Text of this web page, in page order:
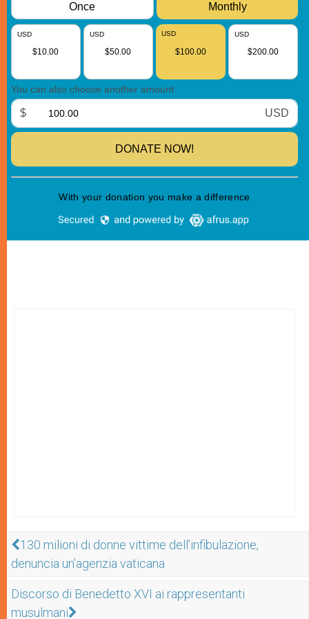
130 milioni di donne vittime dell’infibulazione,
denuncia un’agenzia vaticana
Discorso di Benedetto XVI ai rappresentanti
musulmani